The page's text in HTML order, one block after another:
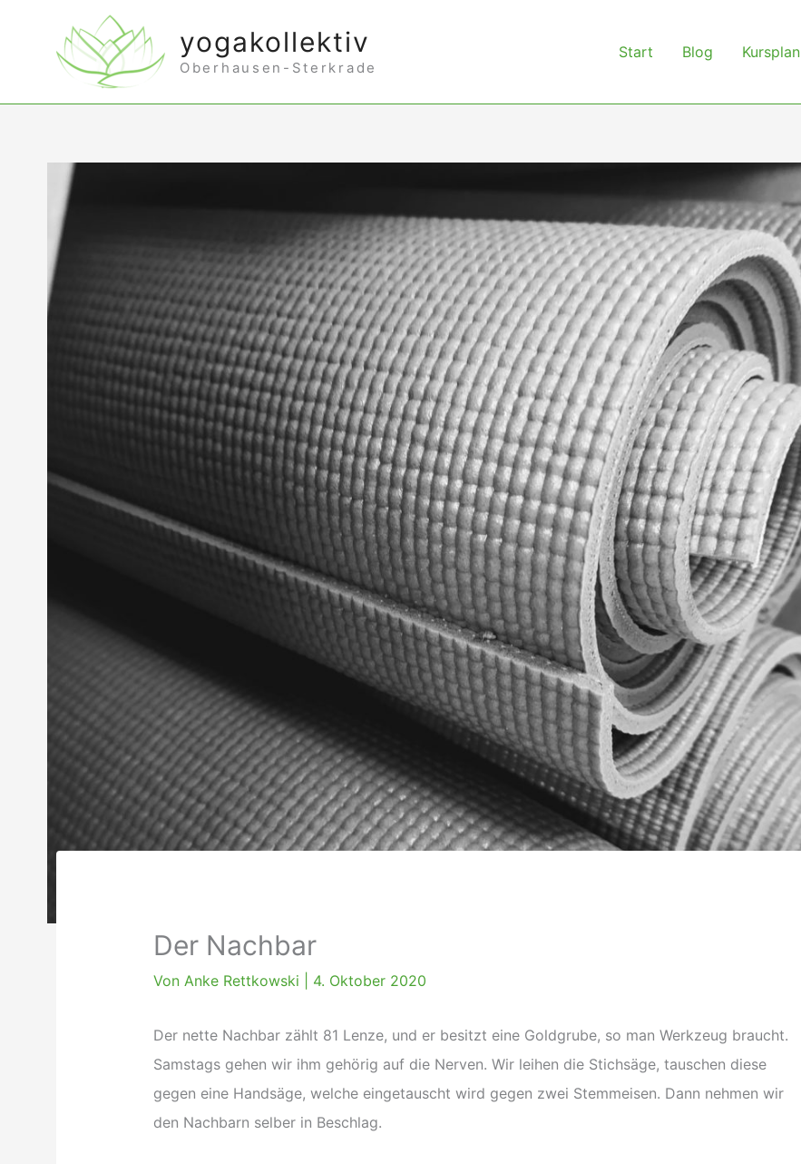
yogakollektiv
Oberhausen-Sterkrade
Start Blog Kursplan
Der Nachbar
Von Anke Rettkowski 4. Oktober 2020
Der nette Nachbar zählt 81 Lenze, und er besitzt eine Goldgrube, so man Werkzeug braucht.
Samstags gehen wir ihm gehörig auf die Nerven. Wir leihen die Stichsäge, tauschen diese
gegen eine Handsäge, welche eingetauscht wird gegen zwei Stemmeisen. Dann nehmen wir
den Nachbarn selber in Beschlag.